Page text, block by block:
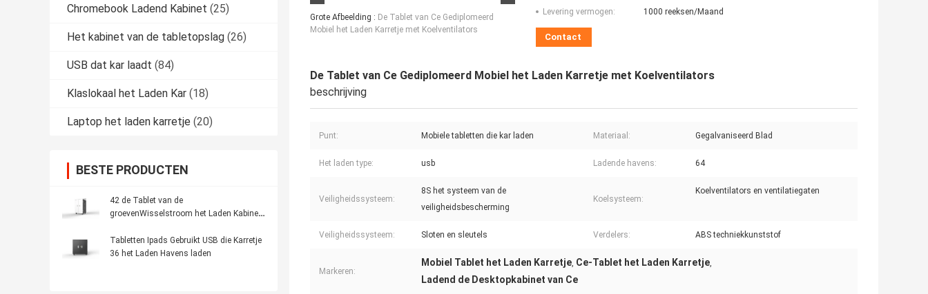
Chromebook Ladend Kabinet (25)
Het kabinet van de tabletopslag (26)
USB dat kar laadt (84)
Klaslokaal het Laden Kar (18)
Laptop het laden karretje (20)
BESTE PRODUCTEN
42 de Tablet van de
groevenWisselstroom het Laden Kabinet
Tabletten Ipads Gebruikt USB die Karretje
36 het Laden Havens laden
Grote Afbeelding : De Tablet van Ce Gediplomeerd
Mobiel het Laden Karretje met Koelventilators
Levering vermogen:
1000 reeksen/Maand
Contact
De Tablet van Ce Gediplomeerd Mobiel het Laden Karretje met Koelventilators
beschrijving
Punt: Mobiele tabletten die kar laden Materiaal: Gegalvaniseerd Blad
Het laden type: usb Ladende havens: 64
Veiligheidssysteem:
8S het systeem van de
veiligheidsbescherming
Koelsysteem:
Koelventilators en ventilatiegaten
Veiligheidssysteem: Sloten en sleutels Verdelers: ABS techniekkunststof
Markeren:
Mobiel Tablet het Laden Karretje, Ce-Tablet het Laden Karretje,
Ladend de Desktopkabinet van Ce